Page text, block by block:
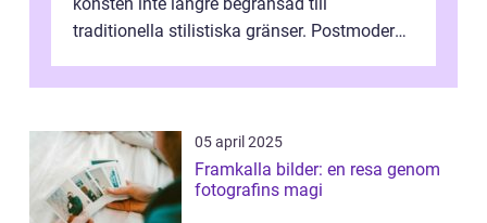
konsten inte längre begränsad till
traditionella stilistiska gränser. Postmodern
05 april 2025
Framkalla bilder: en resa genom
fotografins magi